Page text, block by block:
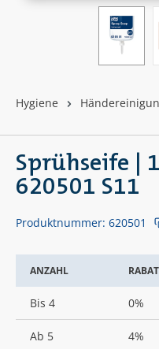
Hygiene
Sprühseife |
620501 S11
ANZAHL
Bis 4 0%
Ab 5 4%
Produktnummer: 620501